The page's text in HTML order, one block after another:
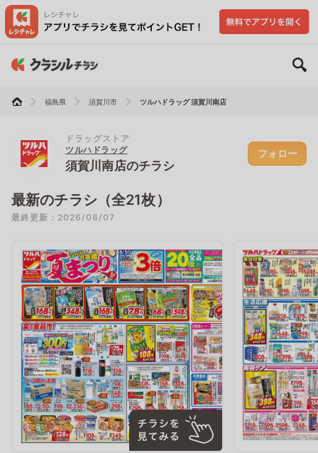
福島県 須賀川市 ツルハドラッグ 須賀川南店
ドラッグストア
ツルハドラッグ
須賀川南店のチラシ
フォロー
最新のチラシ（全21枚）
最終更新：2026/08/07